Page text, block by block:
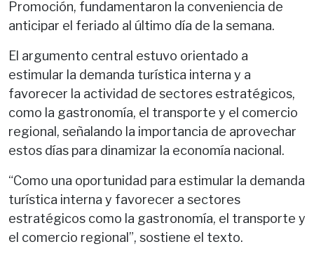
Promoción, fundamentaron la conveniencia de
anticipar el feriado al último día de la semana.
El argumento central estuvo orientado a
estimular la demanda turística interna y a
favorecer la actividad de sectores estratégicos,
como la gastronomía, el transporte y el comercio
regional, señalando la importancia de aprovechar
estos días para dinamizar la economía nacional.
“Como una oportunidad para estimular la demanda
turística interna y favorecer a sectores
estratégicos como la gastronomía, el transporte y
el comercio regional”, sostiene el texto.